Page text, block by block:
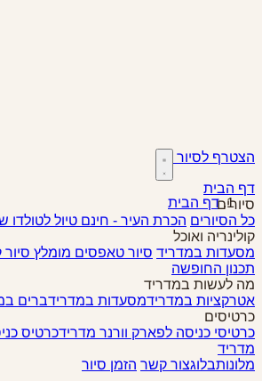
הצטרף לסיור
דף הבית
סיורים
כל הסיורים הכרת העיר - חינם טיול לטולדו
קולינריה ואוכל
מסעדות במדריד סיור טאפסים מומלץ סיור
תכנון החופשה
מה לעשות במדריד
אטרקציות במדרידמסעדות במדרידברים
כרטיסים
כרטיסי כניסה לפארק וורנר מדרידכרטיס
מדריד
מלונותבלוגצור קשר הזמן סיור
דף הבית